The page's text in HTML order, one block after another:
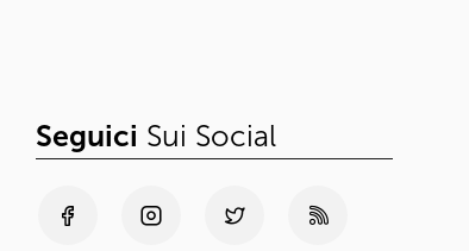
Seguici Sui Social